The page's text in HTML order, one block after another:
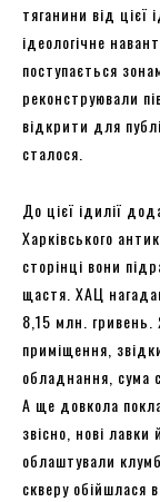
тяганини від цієї
ідеологічне
поступається
реконструювали
відкрити для
сталося.
До цієї ідилії
Харківського
сторінці вони
щастя. ХАЦ
8,15 млн.
приміщення,
обладнання, сума
А ще довкола
звісно, нові
облаштували
скверу обійшлася